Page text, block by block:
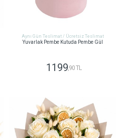
Aynı Gün Teslimat / Ücretsiz Teslimat
Yuvarlak Pembe Kutuda Pembe Gül
1199 ,90 TL